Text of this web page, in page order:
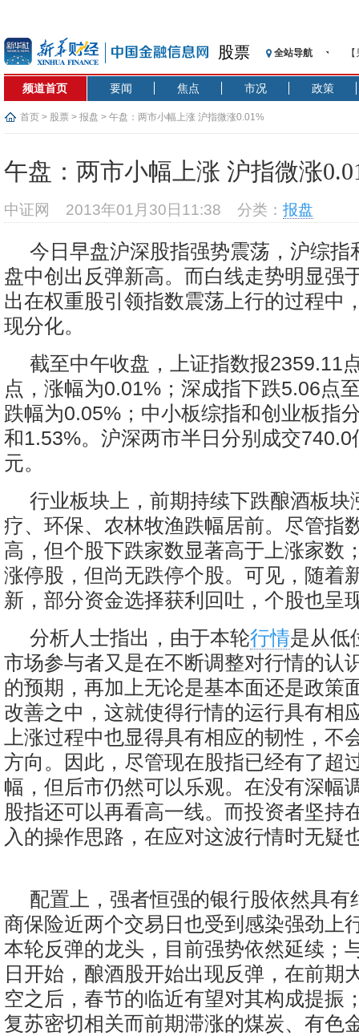
股票 全站导航
记
央
沥
恒
济
频道首页 要闻 焦点 市况 政策
首页 > 股票 > 报盘 > 午盘：两市小幅上涨 沪指微涨0.01%
午盘：两市小幅上涨 沪指微涨
中证网 2013年01月30日11:38 分类： 报盘
今日早盘沪深股指强势震荡，沪综指
盘中创出反弹新高。而白线走势明显强
出在权重股引领指数震荡上行的过程中
现分化。
截至中午收盘，上证指数报2359.11
点，涨幅为0.01%；深成指下跌5.06点
跌幅为0.05%；中小板综指和创业板指
和1.53%。沪深两市半日分别成交740.0
元。
行业板块上，前期持续下跌酿酒板块
疗、环保、农林牧渔跌幅居前。尽管指
高，但个股下跌家数显著高于上涨家数
涨停股，但尚无跌停个股。可见，随着
新，部分资金选择获利回吐，个股也呈
分析人士指出，由于本轮行情是从低
市场参与者又是在不断调整对行情的认
的预期，再加上无论是基本面还是政策
改善之中，这就使得行情的运行具有相
上涨过程中也显得具有相应的韧性，不
方向。因此，尽管现在股指已经有了超
幅，但后市仍然可以乐观。在没有深幅
股指还可以再看高一线。而投资者坚持
入的操作思路，在应对这波行情时无疑
配置上，强者恒强的银行股依然具有
商保险近两个交易日也受到感染强劲上
本轮反弹的龙头，目前强势依然延续；
日开始，酿酒股开始出现反弹，在前期
空之后，春节的临近有望对其构成提振
复苏密切相关而前期滞涨的煤炭、有色